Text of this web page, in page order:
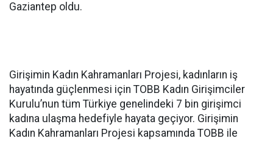
Gaziantep oldu.
Girişimin Kadın Kahramanları Projesi, kadınların iş
hayatında güçlenmesi için TOBB Kadın Girişimciler
Kurulu’nun tüm Türkiye genelindeki 7 bin girişimci
kadına ulaşma hedefiyle hayata geçiyor. Girişimin
Kadın Kahramanları Projesi kapsamında TOBB ile